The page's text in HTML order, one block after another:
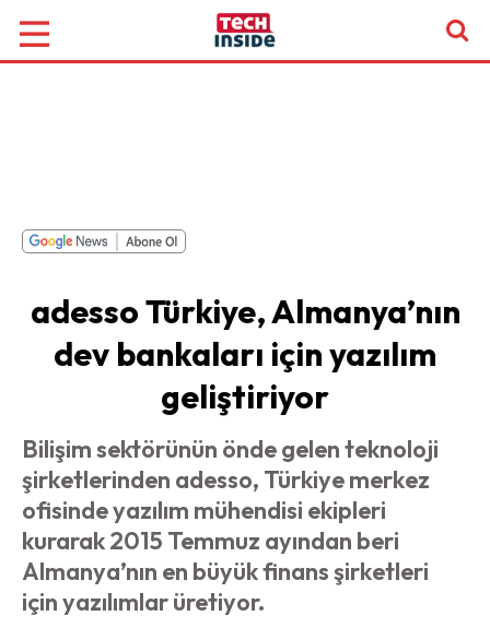
adesso Türkiye, Almanya’nın
dev bankaları için yazılım
geliştiriyor
Bilişim sektörünün önde gelen teknoloji
şirketlerinden adesso, Türkiye merkez
ofisinde yazılım mühendisi ekipleri
kurarak 2015 Temmuz ayından beri
Almanya’nın en büyük finans şirketleri
için yazılımlar üretiyor.